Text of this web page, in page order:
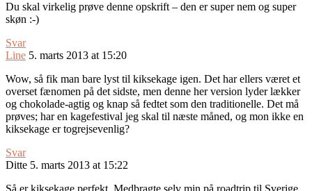
Du skal virkelig prøve denne opskrift – den er super nem og super
skøn :-)
Svar
Line 5. marts 2013 at 15:20
Wow, så fik man bare lyst til kiksekage igen. Det har ellers været et
overset fænomen på det sidste, men denne her version lyder lækker
og chokolade-agtig og knap så fedtet som den traditionelle. Det må
prøves; har en kagefestival jeg skal til næste måned, og mon ikke en
kiksekage er togrejsevenlig?
Svar
Ditte 5. marts 2013 at 15:22